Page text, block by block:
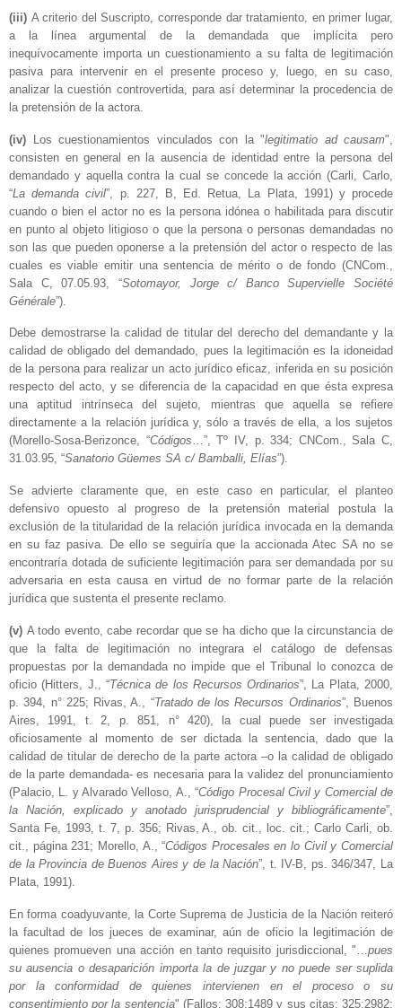
(iii) A criterio del Suscripto, corresponde dar tratamiento, en primer lugar,
a la línea argumental de la demandada que implícita pero
inequívocamente importa un cuestionamiento a su falta de legitimación
pasiva para intervenir en el presente proceso y, luego, en su caso,
analizar la cuestión controvertida, para así determinar la procedencia de
la pretensión de la actora.
(iv) Los cuestionamientos vinculados con la "legitimatio ad causam",
consisten en general en la ausencia de identidad entre la persona del
demandado y aquella contra la cual se concede la acción (Carli, Carlo,
“La demanda civil”, p. 227, B, Ed. Retua, La Plata, 1991) y procede
cuando o bien el actor no es la persona idónea o habilitada para discutir
en punto al objeto litigioso o que la persona o personas demandadas no
son las que pueden oponerse a la pretensión del actor o respecto de las
cuales es viable emitir una sentencia de mérito o de fondo (CNCom.,
Sala C, 07.05.93, “Sotomayor, Jorge c/ Banco Supervielle Société
Générale”).
Debe demostrarse la calidad de titular del derecho del demandante y la
calidad de obligado del demandado, pues la legitimación es la idoneidad
de la persona para realizar un acto jurídico eficaz, inferida en su posición
respecto del acto, y se diferencia de la capacidad en que ésta expresa
una aptitud intrínseca del sujeto, mientras que aquella se refiere
directamente a la relación jurídica y, sólo a través de ella, a los sujetos
(Morello-Sosa-Berizonce, “Códigos…”, Tº IV, p. 334; CNCom., Sala C,
31.03.95, “Sanatorio Güemes SA c/ Bamballi, Elías”).
Se advierte claramente que, en este caso en particular, el planteo
defensivo opuesto al progreso de la pretensión material postula la
exclusión de la titularidad de la relación jurídica invocada en la demanda
en su faz pasiva. De ello se seguiría que la accionada Atec SA no se
encontraría dotada de suficiente legitimación para ser demandada por su
adversaria en esta causa en virtud de no formar parte de la relación
jurídica que sustenta el presente reclamo.
(v) A todo evento, cabe recordar que se ha dicho que la circunstancia de
que la falta de legitimación no integrara el catálogo de defensas
propuestas por la demandada no impide que el Tribunal lo conozca de
oficio (Hitters, J., “Técnica de los Recursos Ordinarios”, La Plata, 2000,
p. 394, n° 225; Rivas, A., “Tratado de los Recursos Ordinarios”, Buenos
Aires, 1991, t. 2, p. 851, n° 420), la cual puede ser investigada
oficiosamente al momento de ser dictada la sentencia, dado que la
calidad de titular de derecho de la parte actora –o la calidad de obligado
de la parte demandada- es necesaria para la validez del pronunciamiento
(Palacio, L. y Alvarado Velloso, A., “Código Procesal Civil y Comercial de
la Nación, explicado y anotado jurisprudencial y bibliográficamente”,
Santa Fe, 1993, t. 7, p. 356; Rivas, A., ob. cit., loc. cit.; Carlo Carli, ob.
cit., página 231; Morello, A., “Códigos Procesales en lo Civil y Comercial
de la Provincia de Buenos Aires y de la Nación”, t. IV-B, ps. 346/347, La
Plata, 1991).
En forma coadyuvante, la Corte Suprema de Justicia de la Nación reiteró
la facultad de los jueces de examinar, aún de oficio la legitimación de
quienes promueven una acción en tanto requisito jurisdiccional, "… pues
su ausencia o desaparición importa la de juzgar y no puede ser suplida
por la conformidad de quienes intervienen en el proceso o su
consentimiento por la sentencia" (Fallos: 308:1489 y sus citas; 325:2982;